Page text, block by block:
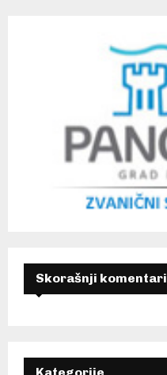
Skorašnji komentari
Kategorije